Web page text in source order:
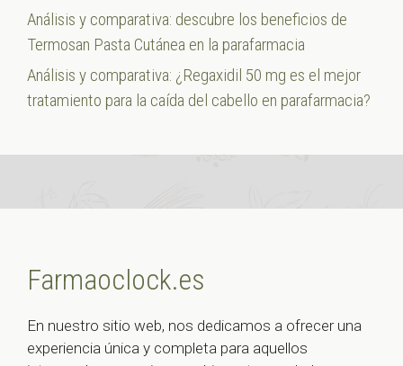
Análisis y comparativa: descubre los beneficios de
Termosan Pasta Cutánea en la parafarmacia
Análisis y comparativa: ¿Regaxidil 50 mg es el mejor
tratamiento para la caída del cabello en parafarmacia?
Farmaoclock.es
En nuestro sitio web, nos dedicamos a ofrecer una
experiencia única y completa para aquellos